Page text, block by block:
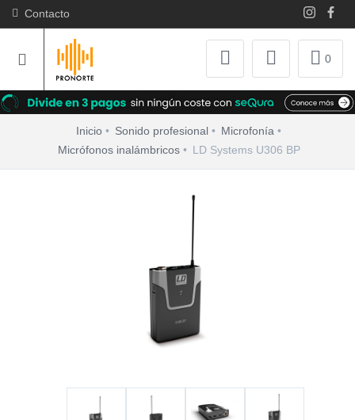
Contacto
0
Inicio Sonido profesional
Microfonía
Micrófonos inalámbricos
LD Systems U306 BP